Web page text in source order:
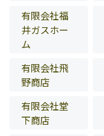
有限会社福
井ガスホー
ム
有限会社飛
野商店
有限会社堂
下商店